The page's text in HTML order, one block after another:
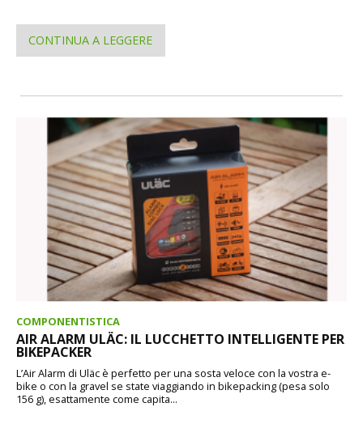
CONTINUA A LEGGERE
COMPONENTISTICA
AIR ALARM ULÄC: IL LUCCHETTO INTELLIGENTE PER
BIKEPACKER
L’Air Alarm di Uläc è perfetto per una sosta veloce con la vostra e-
bike o con la gravel se state viaggiando in bikepacking (pesa solo
156 g), esattamente come capita...